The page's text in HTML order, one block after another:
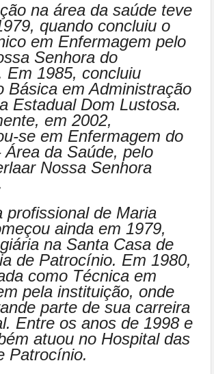
na área da saúde teve
quando concluiu o
em Enfermagem pelo
Senhora do
Em 1985, concluiu
Básica em Administração
Estadual Dom Lustosa.
em 2002,
se em Enfermagem do
Área da Saúde, pelo
Nossa Senhora
profissional de Maria
ainda em 1979,
na Santa Casa de
de Patrocínio. Em 1980,
como Técnica em
pela instituição, onde
parte de sua carreira
Entre os anos de 1998 e
atuou no Hospital das
Patrocínio.